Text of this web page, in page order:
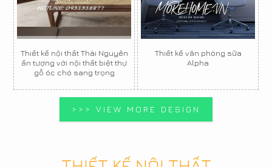
Thiết kế nội thất Thái Nguyên
ấn tượng với nội thất biệt thự
gỗ óc chó sang trọng
Thiết kế văn phòng sữa
Alpha
>>> VIEW MORE DESIGN